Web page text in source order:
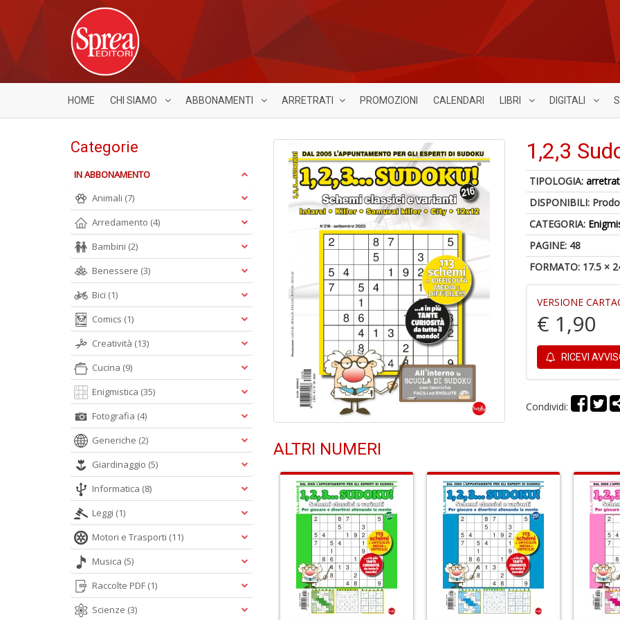
HOME CHI SIAMO ABBONAMENTI ARRETRATI PROMOZIONI CALENDARI LIBRI DIGITALI
1,2,3
TIPOLOGIA:
DISPONIBILI:
CATEGORIA:
PAGINE: 48
FORMATO: 17.5 ×
VERSIONE
€ 1,90
RICEVI
Condividi:
ALTRI NUMERI
Categorie
IN ABBONAMENTO
Animali (7)
Arredamento (4)
Bambini (2)
Benessere (3)
Bici (1)
Comics (1)
Creatività (13)
Cucina (9)
Enigmistica (35)
Fotografia (4)
Generiche (2)
Giardinaggio (5)
Informatica (8)
Leggi (1)
Motori e Trasporti (11)
Musica (5)
Raccolte PDF (1)
Scienze (3)